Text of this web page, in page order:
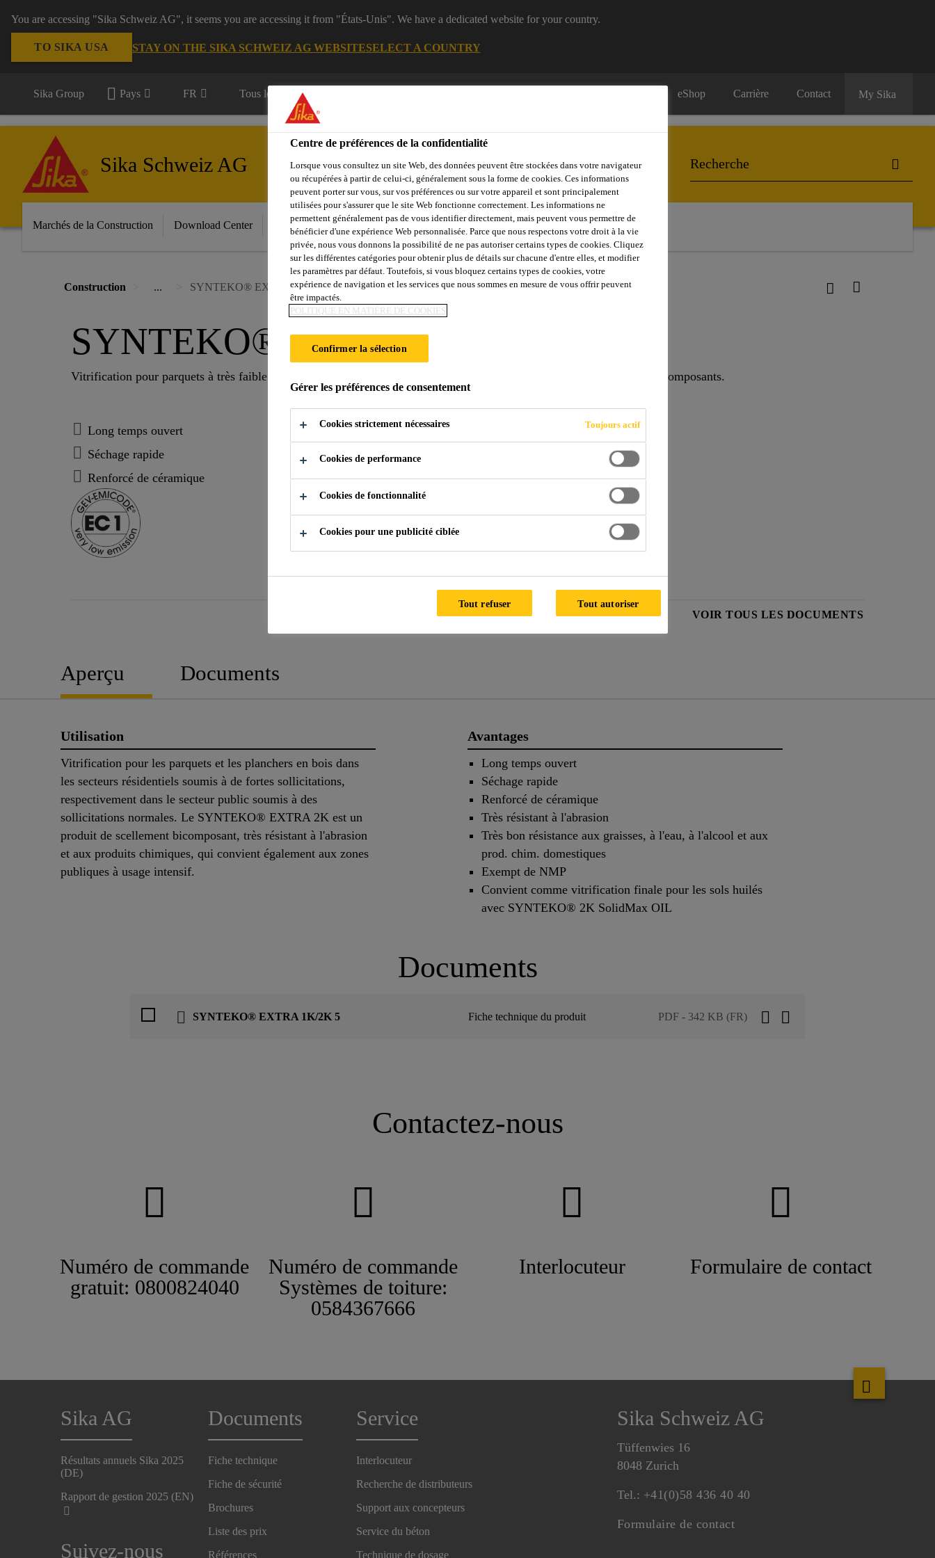
You are accessing "Sika Schweiz AG", it seems you are accessing it from "États-Unis". We have a dedicated website for your country.
TO SIKA USA STAY ON THE SIKA SCHWEIZ AG WEBSITESELECT A COUNTRY
Sika Group Pays FR Tous les domaines eShop Carrière Contact My Sika
Sika Schweiz AG
Marchés de la Construction Download Center Services Objets de référence Sika Apps Interlocuteur
Construction ... SYNTEKO® EXTRA 1K/2K 5
SYNTEKO® EXTRA 1K/2K 5
Vitrification pour parquets à très faible émission, en phase aqueuse et à séchage rapide, pour une utilisation à 1 ou 2 composants.
Long temps ouvert
Séchage rapide
Renforcé de céramique
FICHE TECHNIQUE DU PRODUIT VOIR TOUS LES DOCUMENTS
Aperçu Documents
Utilisation
Vitrification pour les parquets et les planchers en bois dans
les secteurs résidentiels soumis à de fortes sollicitations,
respectivement dans le secteur public soumis à des
sollicitations normales. Le SYNTEKO® EXTRA 2K est un
produit de scellement bicomposant, très résistant à l'abrasion
et aux produits chimiques, qui convient également aux zones
publiques à usage intensif.
Avantages
Long temps ouvert
Séchage rapide
Renforcé de céramique
Très résistant à l'abrasion
Très bon résistance aux graisses, à l'eau, à l'alcool et aux
prod. chim. domestiques
Exempt de NMP
Convient comme vitrification finale pour les sols huilés
avec SYNTEKO® 2K SolidMax OIL
Documents
SYNTEKO® EXTRA 1K/2K 5 Fiche technique du produit PDF - 342 KB (FR)
Contactez-nous
Numéro de commande
gratuit: 0800824040
Numéro de commande
Systèmes de toiture:
0584367666
Interlocuteur Formulaire de contact
Sika AG
Résultats annuels Sika 2025
(DE)
Rapport de gestion 2025 (EN)
Suivez-nous
Documents
Fiche technique
Fiche de sécurité
Brochures
Liste des prix
Références
Service
Interlocuteur
Recherche de distributeurs
Support aux concepteurs
Service du béton
Technique de dosage
Sika Schweiz AG
Tüffenwies 16
8048 Zurich
Tel.: +41(0)58 436 40 40
Formulaire de contact
Centre de préférences de la confidentialité
Lorsque vous consultez un site Web, des données peuvent être stockées dans votre navigateur
ou récupérées à partir de celui-ci, généralement sous la forme de cookies. Ces informations
peuvent porter sur vous, sur vos préférences ou sur votre appareil et sont principalement
utilisées pour s'assurer que le site Web fonctionne correctement. Les informations ne
permettent généralement pas de vous identifier directement, mais peuvent vous permettre de
bénéficier d'une expérience Web personnalisée. Parce que nous respectons votre droit à la vie
privée, nous vous donnons la possibilité de ne pas autoriser certains types de cookies. Cliquez
sur les différentes catégories pour obtenir plus de détails sur chacune d'entre elles, et modifier
les paramètres par défaut. Toutefois, si vous bloquez certains types de cookies, votre
expérience de navigation et les services que nous sommes en mesure de vous offrir peuvent
être impactés.
POLITIQUE EN MATIÈRE DE COOKIES
Confirmer la sélection
Gérer les préférences de consentement
Cookies strictement nécessaires Toujours actif
Cookies de performance
Cookies de fonctionnalité
Cookies pour une publicité ciblée
Tout refuser Tout autoriser